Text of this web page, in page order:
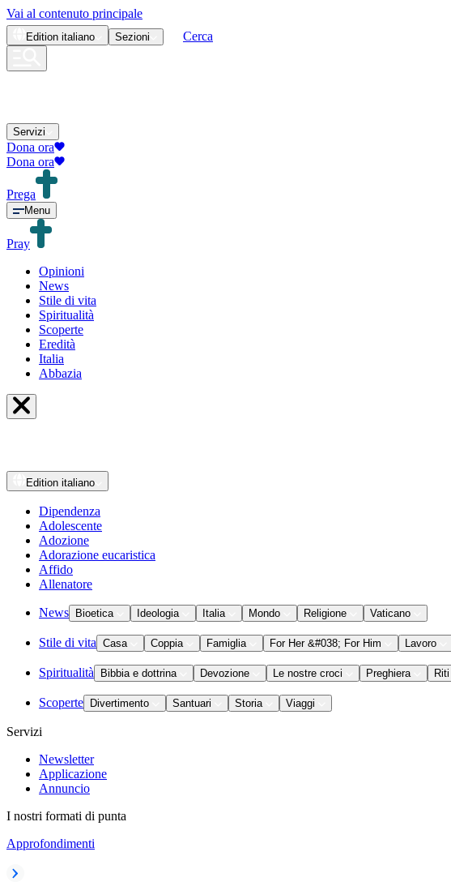
Vai al contenuto principale
Edition italiano Sezioni Cerca
Servizi
Dona ora
Dona ora
Prega
Menu
Pray
Opinioni
News
Stile di vita
Spiritualità
Scoperte
Eredità
Italia
Abbazia
Edition italiano
Dipendenza
Adolescente
Adozione
Adorazione eucaristica
Affido
Allenatore
News Bioetica Ideologia Italia Mondo Religione Vaticano
Stile di vita Casa Coppia Famiglia For Her &#038; For Him Lavoro
Spiritualità Bibbia e dottrina Devozione Le nostre croci Preghiera Riti
Scoperte Divertimento Santuari Storia Viaggi
Servizi
Newsletter
Applicazione
Annuncio
I nostri formati di punta
Approfondimenti